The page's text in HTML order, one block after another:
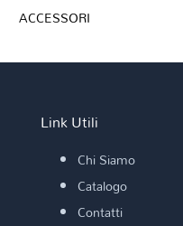
ACCESSORI
Link Utili
Chi Siamo
Catalogo
Contatti